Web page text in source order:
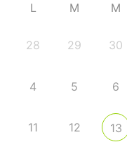
L M M
28 29 30
4 5 6
11 12 13